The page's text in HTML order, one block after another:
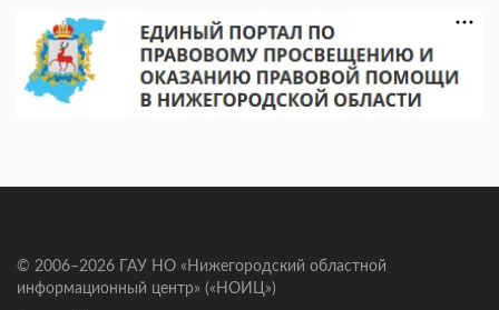
© 2006–2026 ГАУ НО «Нижегородский областной
информационный центр» («НОИЦ»)